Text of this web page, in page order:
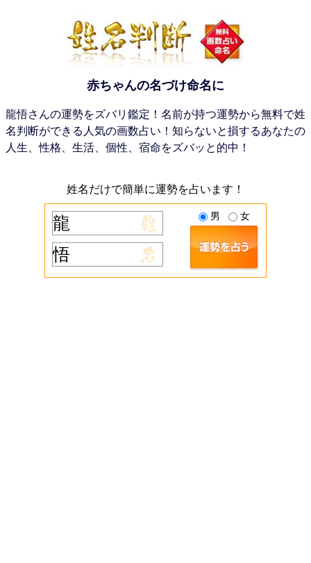
赤ちゃんの名づけ命名に
龍悟さんの運勢をズバリ鑑定！名前が持つ運勢から無料で姓
名判断ができる人気の画数占い！知らないと損するあなたの
人生、性格、生活、個性、宿命をズバッと的中！
姓名だけで簡単に運勢を占います！
男 女